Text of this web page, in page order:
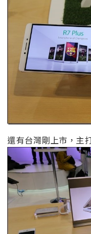
還有台灣剛上市，主